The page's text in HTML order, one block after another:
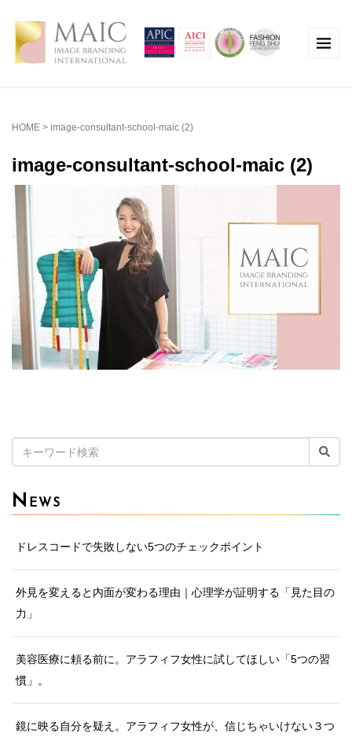
HOME > image-consultant-school-maic (2)
image-consultant-school-maic (2)
索:
N EWS
ドレスコードで失敗しない5つのチェックポイント
外見を変えると内面が変わる理由｜心理学が証明する「見た目の
力」
美容医療に頼る前に。アラフィフ女性に試してほしい「5つの習
慣」。
鏡に映る自分を疑え。アラフィフ女性が、信じちゃいけない３つ